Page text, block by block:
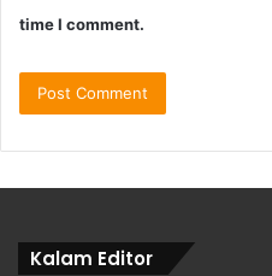
time I comment.
Kalam Editor